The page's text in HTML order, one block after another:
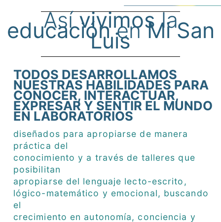
Asívivimosla
educaciónenMi San
Luis
TODOS DESARROLLAMOS
NUESTRAS HABILIDADES PARA
CONOCER, INTERACTUAR,
EXPRESAR Y SENTIR EL MUNDO
EN LABORATORIOS
diseñados para apropiarse de manera
práctica del
conocimiento y a través de talleres que
posibilitan
apropiarse del lenguaje lecto-escrito,
lógico-matemático y emocional, buscando
el
crecimiento en autonomía, conciencia y